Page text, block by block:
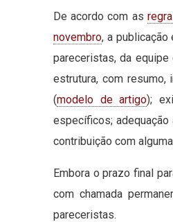
De acordo com as
novembro, a publicação
pareceristas, da
estrutura, com
(modelo de artigo);
específicos;
contribuição com
Embora o prazo final
com chamada
pareceristas.